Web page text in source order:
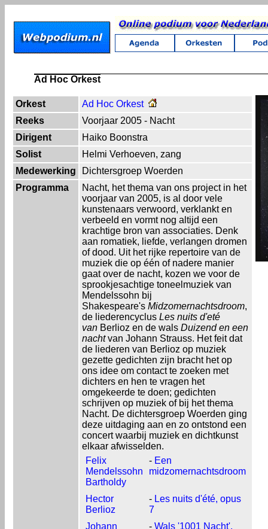
Ad Hoc Orkest
Orkest
Ad Hoc Orkest
Reeks
Voorjaar 2005 - Nacht
Dirigent
Haiko Boonstra
Solist
Helmi Verhoeven, zang
Medewerking
Dichtersgroep Woerden
Programma
Nacht, het thema van ons project in het
voorjaar van 2005, is al door vele
kunstenaars verwoord, verklankt en
verbeeld en vormt nog altijd een
krachtige bron van associaties. Denk
aan romatiek, liefde, verlangen dromen
of dood. Uit het rijke repertoire van de
muziek die op één of nadere manier
gaat over de nacht, kozen we voor de
sprookjesachtige toneelmuziek van
Mendelssohn bij
Shakespeare's Midzomernachtsdroom,
de liederencyclus Les nuits d'eté
van Berlioz en de wals Duizend en een
nachtvan Johann Strauss. Het feit dat
de liederen van Berlioz op muziek
gezette gedichten zijn bracht het op
ons idee om contact te zoeken met
dichters en hen te vragen het
omgekeerde te doen; gedichten
schrijven op muziek of bij het thema
Nacht. De dichtersgroep Woerden ging
deze uitdaging aan en zo ontstond een
concert waarbij muziek en dichtkunst
elkaar afwisselden.
Felix
Mendelssohn
Bartholdy
- Een
midzomernachtsdroom
Hector
Berlioz
- Les nuits d'été, opus
7
Johann
- Wals '1001 Nacht',